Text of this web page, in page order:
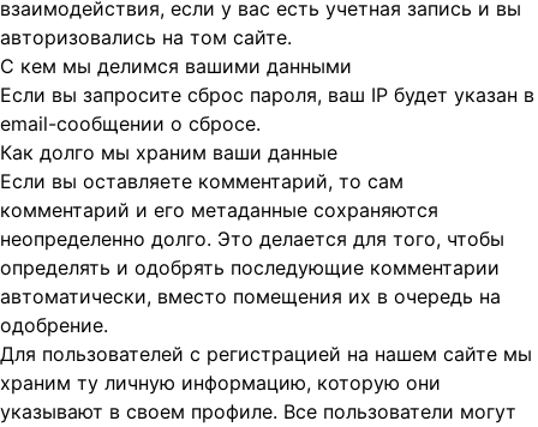
взаимодействия, если у вас есть учетная запись и вы
авторизовались на том сайте.
С кем мы делимся вашими данными
Если вы запросите сброс пароля, ваш IP будет указан в
email-сообщении о сбросе.
Как долго мы храним ваши данные
Если вы оставляете комментарий, то сам
комментарий и его метаданные сохраняются
неопределенно долго. Это делается для того, чтобы
определять и одобрять последующие комментарии
автоматически, вместо помещения их в очередь на
одобрение.
Для пользователей с регистрацией на нашем сайте мы
храним ту личную информацию, которую они
указывают в своем профиле. Все пользователи могут